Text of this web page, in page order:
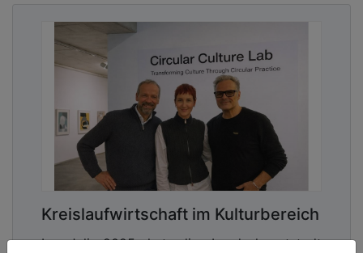
Kreislaufwirtschaft im Kulturbereich
Im Juli 2025 hat die Landeshauptstadt